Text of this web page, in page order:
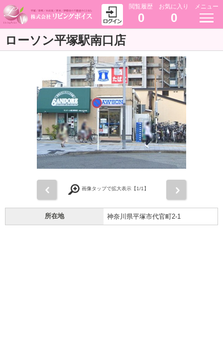
閲覧履歴
0
お気に入り
0
メニュー
ローソン平塚駅南口店
画像タップで拡大表示【1/1】
所在地 神奈川県平塚市代官町2-1